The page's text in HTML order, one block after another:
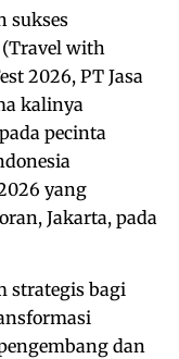
sukses
with
2026, PT Jasa
kalinya
pecinta
yang
Jakarta, pada
strategis bagi
dan